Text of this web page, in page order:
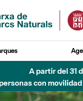
A partir del 31
con